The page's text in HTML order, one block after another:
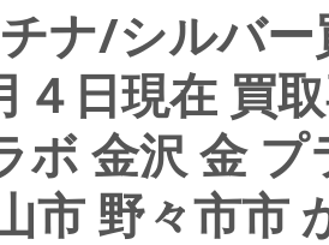
チナ/シルバ
４日現在 買
ボ 金沢 金
市 野々市市